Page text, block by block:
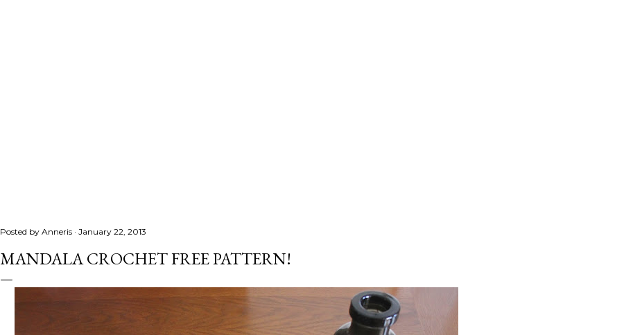
Posted by Anneris January 22, 2013
MANDALA CROCHET FREE PATTERN!